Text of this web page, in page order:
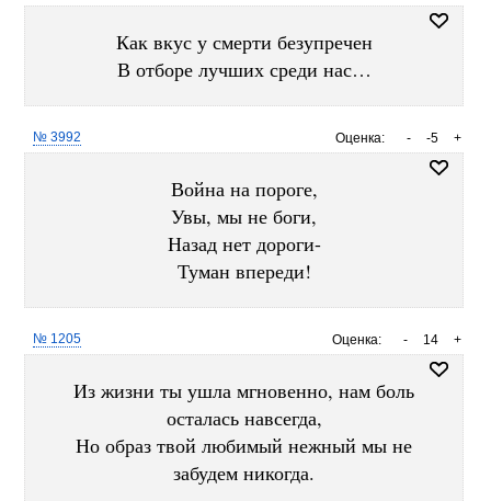
Как вкус у смерти безупречен
В отборе лучших среди нас…
Оценка: +
-5
-
№ 3992
Война на пороге,
Увы, мы не боги,
Назад нет дороги-
Туман впереди!
Оценка: +
14
-
№ 1205
Из жизни ты ушла мгновенно, нам боль
осталась навсегда,
Но образ твой любимый нежный мы не
забудем никогда.